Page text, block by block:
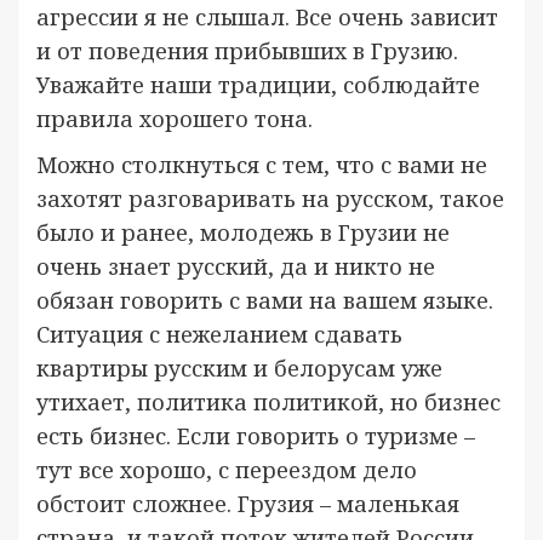
агрессии я не слышал. Все очень зависит
и от поведения прибывших в Грузию.
Уважайте наши традиции, соблюдайте
правила хорошего тона.
Можно столкнуться с тем, что с вами не
захотят разговаривать на русском, такое
было и ранее, молодежь в Грузии не
очень знает русский, да и никто не
обязан говорить с вами на вашем языке.
Ситуация с нежеланием сдавать
квартиры русским и белорусам уже
утихает, политика политикой, но бизнес
есть бизнес. Если говорить о туризме –
тут все хорошо, с переездом дело
обстоит сложнее. Грузия – маленькая